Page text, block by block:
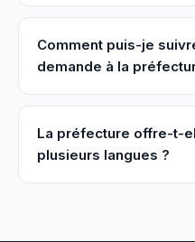
Comment puis-je
demande à la
La préfecture offre-t-
plusieurs langues ?